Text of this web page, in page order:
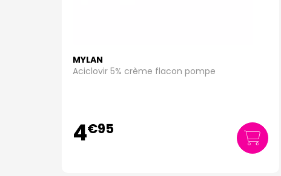
MYLAN
Aciclovir 5% crème flacon pompe
4€95